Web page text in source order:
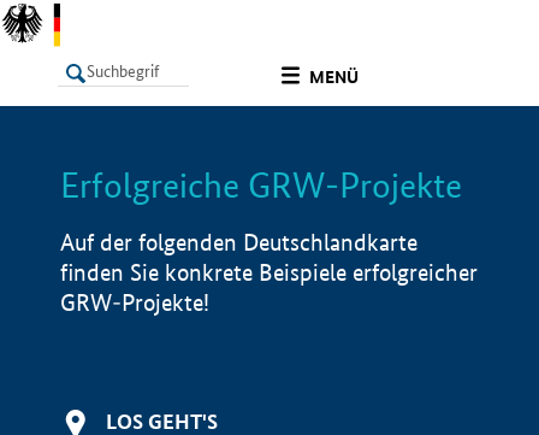
MENÜ
LISTE Info
Erfolgreiche GRW-Projekte
Auf der folgenden Deutschlandkarte
finden Sie konkrete Beispiele erfolgreicher
GRW-Projekte!
LOS GEHT'S